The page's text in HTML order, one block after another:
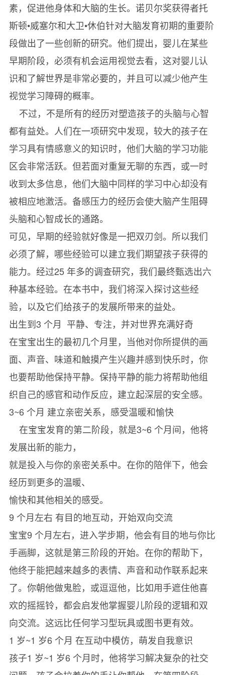
素，促进他身体和大脑的生长。诺贝尔奖获得者托
斯顿•威塞尔和大卫•休伯针对大脑发育初期的重要阶
段做出了一些创新的研究。他们提出，婴儿在某些
早期阶段，必须有机会运用视觉去看，这对婴儿认
识和了解世界是非常必要的，并且可以减少他产生
视觉学习障碍的概率。
不过，不是所有的经历对塑造孩子的头脑与心智
都有益处。人们在一项研究中发现，较大的孩子在
学习具有情感意义的知识时，他们大脑的学习功能
区会非常活跃。但若面对重复无聊的东西，或一时
收到太多信息，他们大脑中同样的学习中心却没有
被相应地激活。备感压力的经历会使大脑产生阻碍
头脑和心智成长的通路。
可见，早期的经验就好像是一把双刃剑。所以我们
必须了解，哪些经验可以建立我们期望孩子获得的
能力。经过25 年多的调查研究，我们最终甄选出六
种基本经验。在本书中，我们将深入探讨这些经
验，以及它们给孩子的发展所带来的益处。
出生到3 个月 平静、专注，并对世界充满好奇
在宝宝出生的最初几个月里，当他对你所提供的画
面、声音、味道和触摸产生兴趣并感到快乐时，你
也要帮助他保持平静。保持平静的能力将帮助他组
织自己的感官和动作反应，建立起深层的安全感。
3~6 个月 建立亲密关系，感受温暖和愉快
在宝宝发育的第二阶段，就是3~6 个月间，他将
发展出新的能力，
就是投入与你的亲密关系中。在你的陪伴下，他会
经历到更多的温暖、
愉快和其他相关的感受。
9 个月左右 有目的地互动，开始双向交流
宝宝9 个月左右，进入学步期，他会有目的地与你比
手画脚，这就是第三阶段的开始。在你的帮助下，
他终于能把越来越多的表情、声音和动作联系起来
了。你朝他做鬼脸，或逗逗他，比如用手遮住他喜
欢的摇摇铃，都会启发他掌握婴儿阶段的逻辑和双
向交流。这远比任何学习型玩具或图书更有效。
1 岁~1 岁6 个月 在互动中模仿，萌发自我意识
孩子1 岁~1 岁6 个月时，他将学习解决复杂的社交